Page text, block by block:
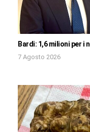
Bardi: 1,6 milioni per i
7 Agosto 2026